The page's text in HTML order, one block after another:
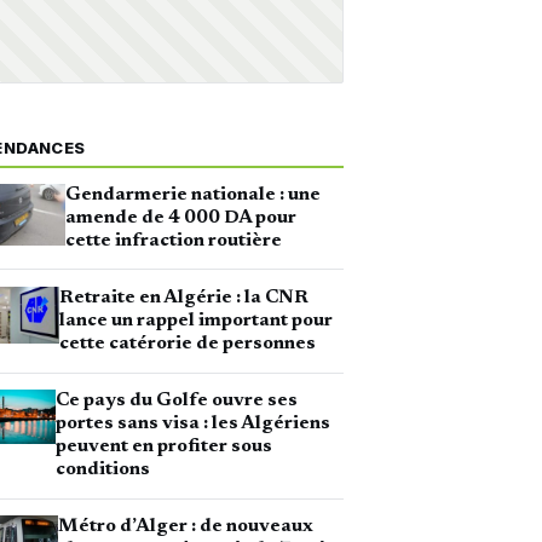
Gendarmerie nationale : une
amende de 4 000 DA pour
cette infraction routière
Retraite en Algérie : la CNR
lance un rappel important pour
cette catérorie de personnes
Ce pays du Golfe ouvre ses
portes sans visa : les Algériens
peuvent en profiter sous
conditions
Métro d’Alger : de nouveaux